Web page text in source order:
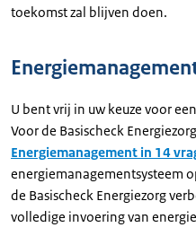
toekomst zal blijven doen.
U bent vrij in uw keuze voor
Voor de Basischeck
Energiemanagement in 14
energiemanagementsysteem
de Basischeck Energiezorg
volledige invoering van